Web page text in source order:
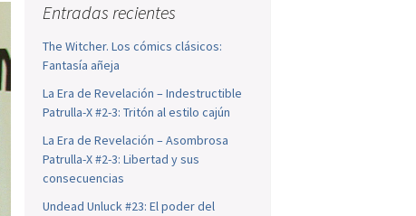
Entradas recientes
The Witcher. Los cómics clásicos:
Fantasía añeja
La Era de Revelación – Indestructible
Patrulla-X #2-3: Tritón al estilo cajún
La Era de Revelación – Asombrosa
Patrulla-X #2-3: Libertad y sus
consecuencias
Undead Unluck #23: El poder del